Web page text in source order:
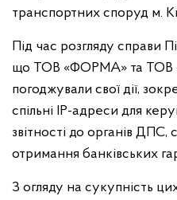
транспортних споруд м.
Під час розгляду справи
що ТОВ «ФОРМА» та ТОВ
погоджували свої дії,
спільні ІР-адреси для
звітності до органів ДПС,
отримання банківських
З огляду на сукупність